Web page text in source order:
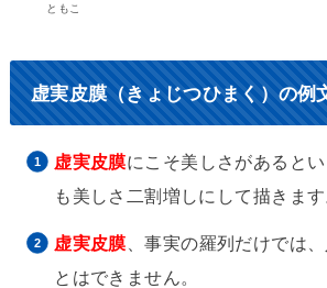
ともこ
虚実皮膜（きょじつひまく）の例
虚実皮膜にこそ美しさがあると
も美しさ二割増しにして描きます
虚実皮膜 、事実の羅列だけでは
とはできません。